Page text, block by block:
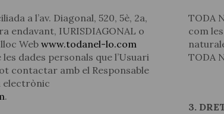
a l’av. Diagonal, 520, 5è, 2a,
endavant, IURISDIAGONAL o
Webwww.todanel-lo.com
dades personals que l’Usuari
contactar amb el Responsable
electrònic
.
TODA
com
TODA
3.